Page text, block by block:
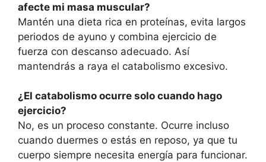
afecte mi masa muscular?
Mantén una dieta rica en proteínas, evita largos
periodos de ayuno y combina ejercicio de
fuerza con descanso adecuado. Así
mantendrás a raya el catabolismo excesivo.
¿El catabolismo ocurre solo cuando hago
ejercicio?
No, es un proceso constante. Ocurre incluso
cuando duermes o estás en reposo, ya que tu
cuerpo siempre necesita energía para funcionar.